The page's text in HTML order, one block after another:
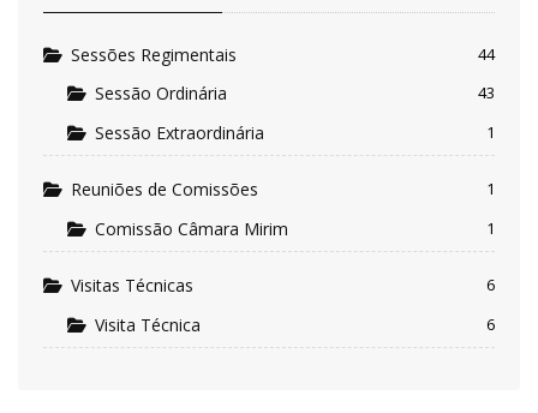
Sessões Regimentais 44
Sessão Ordinária 43
Sessão Extraordinária 1
Reuniões de Comissões 1
Comissão Câmara Mirim 1
Visitas Técnicas 6
Visita Técnica 6